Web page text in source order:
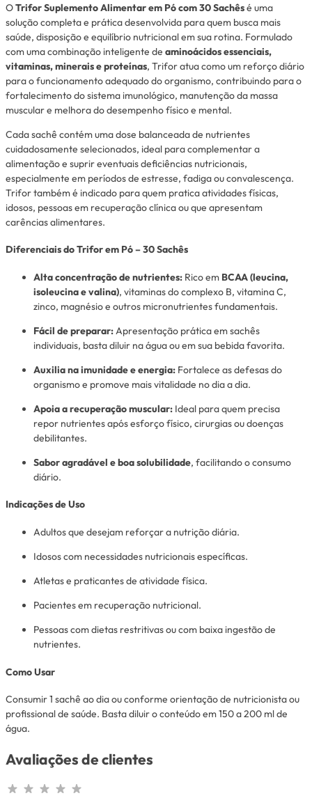
OTrifor Suplemento Alimentar em Pó com 30 Sachêsé uma
solução completa e prática desenvolvida para quem busca mais
saúde, disposição e equilíbrio nutricional em sua rotina. Formulado
com uma combinação inteligente de aminoácidos essenciais,
vitaminas, minerais e proteínas, Trifor atua como um reforço diário
para o funcionamento adequado do organismo, contribuindo para o
fortalecimento do sistema imunológico, manutenção da massa
muscular e melhora do desempenho físico e mental.
Cada sachê contém uma dose balanceada de nutrientes
cuidadosamente selecionados, ideal para complementar a
alimentação e suprir eventuais deficiências nutricionais,
especialmente em períodos de estresse, fadiga ou convalescença.
Trifor também é indicado para quem pratica atividades físicas,
idosos, pessoas em recuperação clínica ou que apresentam
carências alimentares.
Diferenciais do Trifor em Pó – 30 Sachês
Alta concentração de nutrientes: Rico em BCAA (leucina,
isoleucina e valina), vitaminas do complexo B, vitamina C,
zinco, magnésio e outros micronutrientes fundamentais.
Fácil de preparar:Apresentação prática em sachês
individuais, basta diluir na água ou em sua bebida favorita.
Auxilia na imunidade e energia: Fortalece as defesas do
organismo e promove mais vitalidade no dia a dia.
Apoia a recuperação muscular: Ideal para quem precisa
repor nutrientes após esforço físico, cirurgias ou doenças
debilitantes.
Sabor agradável e boa solubilidade, facilitando o consumo
diário.
Indicações de Uso
Adultos que desejam reforçar a nutrição diária.
Idosos com necessidades nutricionais específicas.
Atletas e praticantes de atividade física.
Pacientes em recuperação nutricional.
Pessoas com dietas restritivas ou com baixa ingestão de
nutrientes.
Como Usar
Consumir 1 sachê ao dia ou conforme orientação de nutricionista ou
profissional de saúde. Basta diluir o conteúdo em 150 a 200 ml de
água.
Avaliações de clientes